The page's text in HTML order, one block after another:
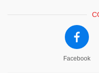
Facebook